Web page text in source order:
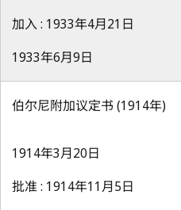
加入 : 1933年4月21日
1933年6月9日
伯尔尼附加议定书 (1914年)
1914年3月20日
批准 : 1914年11月5日